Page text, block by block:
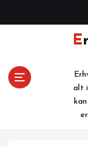
Erhvervssektion
alt